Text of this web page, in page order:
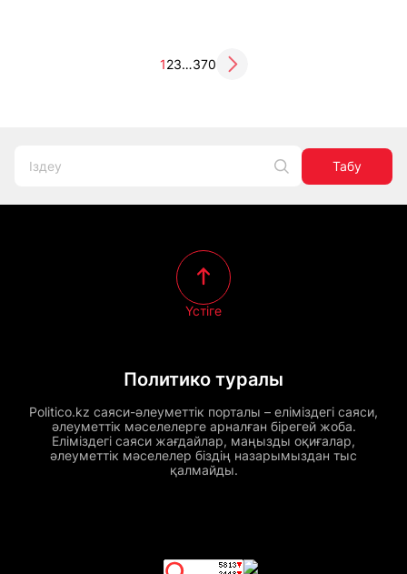
123…370
Табу
Политико туралы
Politico.kz саяси-әлеуметтік порталы – еліміздегі саяси,
әлеуметтік мәселелерге арналған бірегей жоба.
Еліміздегі саяси жағдайлар, маңызды оқиғалар,
әлеуметтік мәселелер біздің назарымыздан тыс
қалмайды.
Үстіге